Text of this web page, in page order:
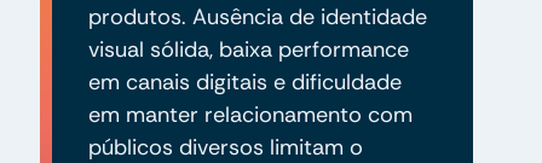
produtos. Ausência de identidade
visual sólida, baixa performance
em canais digitais e dificuldade
em manter relacionamento com
públicos diversos limitam o